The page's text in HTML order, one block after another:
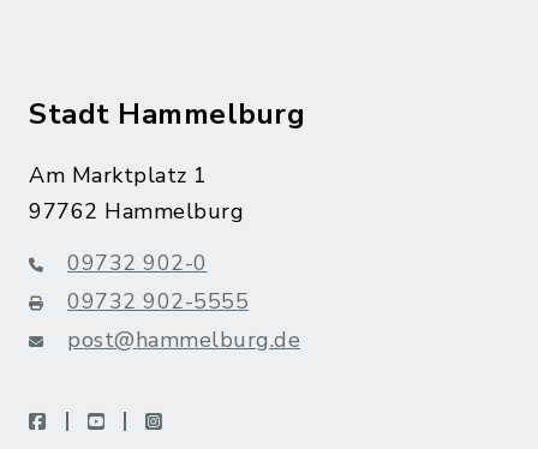
Stadt Hammelburg
Am Marktplatz 1
97762 Hammelburg
09732 902-0
09732 902-5555
post@hammelburg.de
facebookyoutubeinstagram